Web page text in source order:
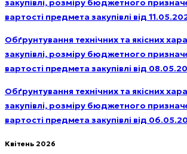
закупівлі, розміру бюджетного
вартості предмета закупівлі від
Обґрунтування технічних та якісних
закупівлі, розміру бюджетного
вартості предмета закупівлі від
Обґрунтування технічних та якісних
закупівлі, розміру бюджетного
вартості предмета закупівлі від
Квітень 2026